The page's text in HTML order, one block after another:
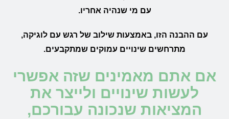
עם מי שנהיה אחריו.
עם ההבנה הזו, באמצעות שילוב של רגש עם לוגיקה,
מתרחשים שינויים עמוקים שמתקבעים.
אם אתם מאמינים שזה אפשרי
לעשות שינויים ולייצר את
המציאות שנכונה עבורכם,